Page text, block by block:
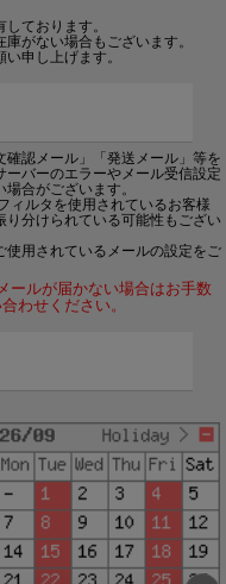
ております。
がない場合もございます。
申し上げます。
認メール」「発送メール」等を
バーのエラーやメール受信設定
合がございます。
ィルタを使用されているお客様
り分けられている可能性もござい
使用されているメールの設定をご
ールが届かない場合はお手数
わせください。